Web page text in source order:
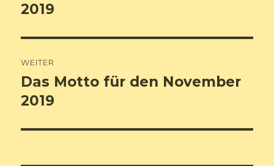
Beitrag:
2019
WEITER
Nächster
Beitrag:
Das Motto für den November
2019